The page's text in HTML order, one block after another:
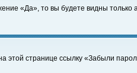
«Да», то вы будете видны
этой странице ссылку «Забыли